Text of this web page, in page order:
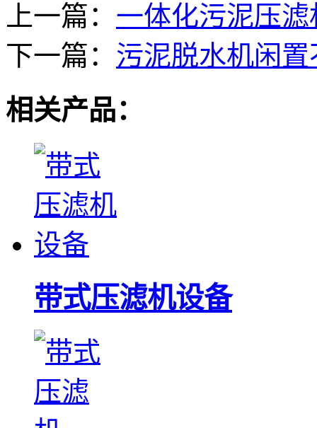
上一篇： 一体化污泥压
下一篇： 污泥脱水机闲
相关产品：
带式压滤机设备